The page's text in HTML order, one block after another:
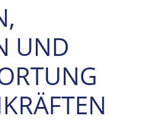
UND